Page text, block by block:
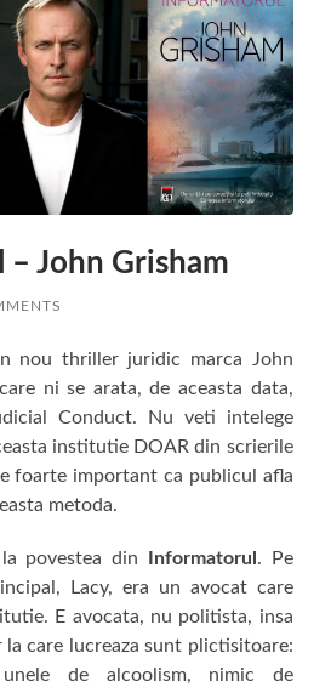
– John Grisham
nou thriller juridic marca John
ni se arata, de aceasta data,
Conduct. Nu veti intelege
institutie DOAR din scrierile
foarte important ca publicul afla
metoda.
povestea din Informatorul . Pe
Lacy, era un avocat care
E avocata, nu politista, insa
care lucreaza sunt plictisitoare:
de alcoolism, nimic de